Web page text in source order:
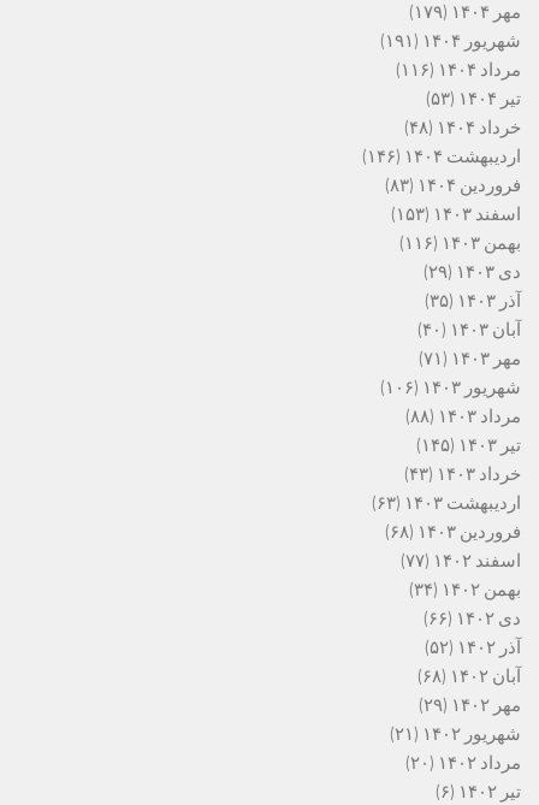
مهر ۱۴۰۴
(۱۷۹)
شهریور ۱۴۰۴
(۱۹۱)
مرداد ۱۴۰۴
(۱۱۶)
تیر ۱۴۰۴
(۵۳)
خرداد ۱۴۰۴
(۴۸)
اردیبهشت ۱۴۰۴
(۱۴۶)
فروردین ۱۴۰۴
(۸۳)
اسفند ۱۴۰۳
(۱۵۳)
بهمن ۱۴۰۳
(۱۱۶)
دی ۱۴۰۳
(۲۹)
آذر ۱۴۰۳
(۳۵)
آبان ۱۴۰۳
(۴۰)
مهر ۱۴۰۳
(۷۱)
شهریور ۱۴۰۳
(۱۰۶)
مرداد ۱۴۰۳
(۸۸)
تیر ۱۴۰۳
(۱۴۵)
خرداد ۱۴۰۳
(۴۳)
اردیبهشت ۱۴۰۳
(۶۳)
فروردین ۱۴۰۳
(۶۸)
اسفند ۱۴۰۲
(۷۷)
بهمن ۱۴۰۲
(۳۴)
دی ۱۴۰۲
(۶۶)
آذر ۱۴۰۲
(۵۲)
آبان ۱۴۰۲
(۶۸)
مهر ۱۴۰۲
(۲۹)
شهریور ۱۴۰۲
(۲۱)
مرداد ۱۴۰۲
(۲۰)
تیر ۱۴۰۲
(۶)